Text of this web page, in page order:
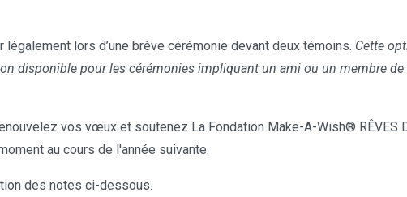
légalement lors d’une brève cérémonie devant deux témoins. Cette
disponible pour les cérémonies impliquant un ami ou un membre
vos vœux et soutenez La Fondation Make-A-Wish® RÊVES
au cours de l'année suivante.
des notes ci-dessous.